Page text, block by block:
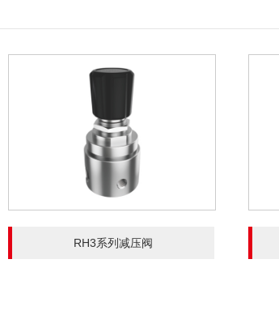
RH3系列减压阀